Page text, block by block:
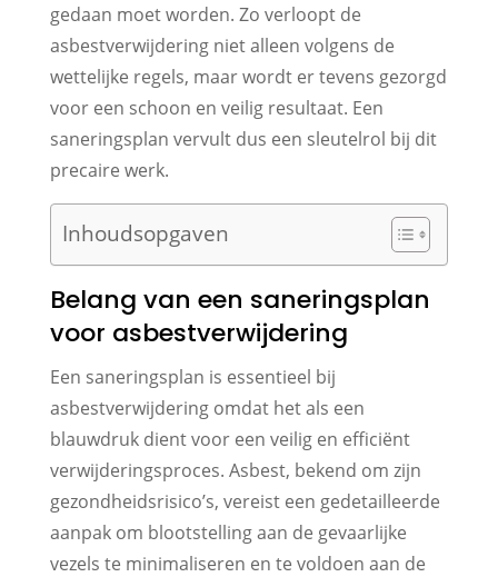
gedaan moet worden. Zo verloopt de
asbestverwijdering niet alleen volgens de
wettelijke regels, maar wordt er tevens gezorgd
voor een schoon en veilig resultaat. Een
saneringsplan vervult dus een sleutelrol bij dit
precaire werk.
Inhoudsopgaven
Belang van een saneringsplan
voor asbestverwijdering
Een saneringsplan is essentieel bij
asbestverwijdering omdat het als een
blauwdruk dient voor een veilig en efficiënt
verwijderingsproces. Asbest, bekend om zijn
gezondheidsrisico’s, vereist een gedetailleerde
aanpak om blootstelling aan de gevaarlijke
vezels te minimaliseren en te voldoen aan de